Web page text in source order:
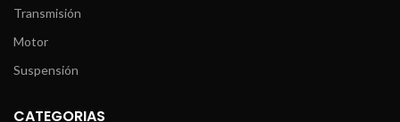
Transmisión
Motor
Suspensión
CATEGORIAS